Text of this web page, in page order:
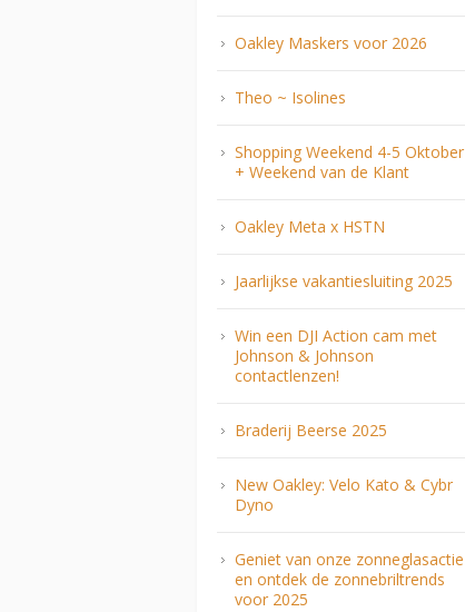
Oakley Maskers voor 2026
Theo ~ Isolines
Shopping Weekend 4-5 Oktober
+ Weekend van de Klant
Oakley Meta x HSTN
Jaarlijkse vakantiesluiting 2025
Win een DJI Action cam met
Johnson & Johnson
contactlenzen!
Braderij Beerse 2025
New Oakley: Velo Kato & Cybr
Dyno
Geniet van onze zonneglasactie
en ontdek de zonnebriltrends
voor 2025